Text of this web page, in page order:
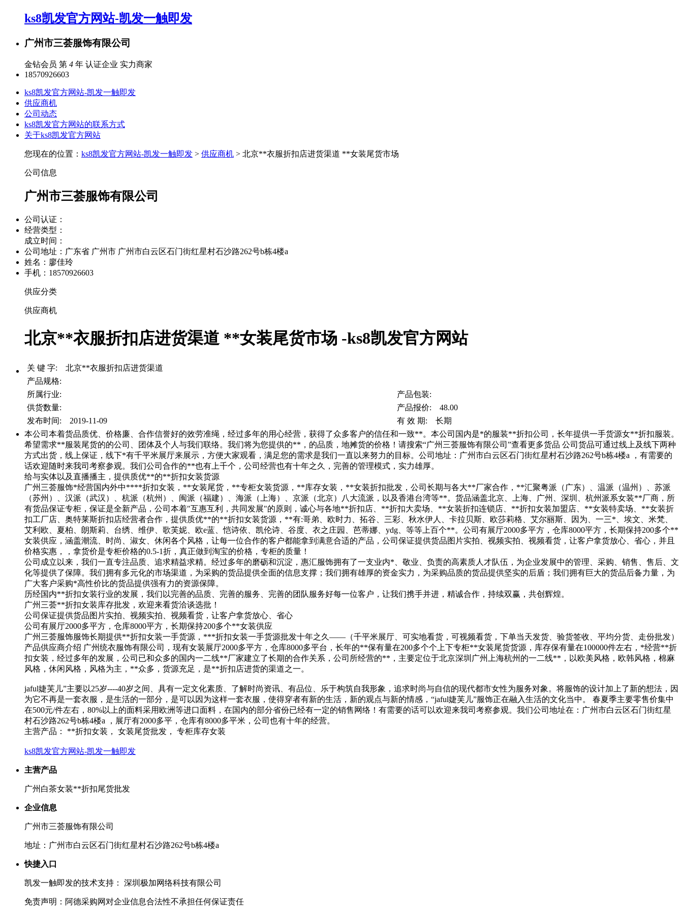
ks8凯发官方网站-凯发一触即发
广州市三荟服饰有限公司
金钻会员 第 4 年 认证企业 实力商家
18570926603
ks8凯发官方网站-凯发一触即发
供应商机
公司动态
ks8凯发官方网站的联系方式
关于ks8凯发官方网站
您现在的位置： ks8凯发官方网站-凯发一触即发 > 供应商机 > 北京**衣服折扣店进货渠道 **女装尾货市场
公司信息
广州市三荟服饰有限公司
公司认证：
经营类型：
成立时间：
公司地址： 广东省 广州市 广州市白云区石门街红星村石沙路262号b栋4楼a
姓名：廖佳玲
手机：18570926603
供应分类
供应商机
北京**衣服折扣店进货渠道 **女装尾货市场 -ks8凯发官方网站
关 键 字: 北京**衣服折扣店进货渠道
产品规格:
所属行业:
产品包装:
供货数量:
产品报价: 48.00
发布时间: 2019-11-09
有 效 期: 长期
本公司本着货品质优、价格廉、合作信誉好的效劳准绳，经过多年的用心经营，获得了众多客户的信任和一致**。本公司国内是*的服装**折扣公司，长年提供一手货源女**折扣服装。
希望需求**服装尾货的的公司、团体及个人与我们联络。我们将为您提供的**，的品质，地摊货的价格！请搜索“广州三荟服饰有限公司”查看更多货品 公司货品可通过线上及线下两种
方式出货，线上保证，线下*有千平米展厅来展示，方便大家观看，满足您的需求是我们一直以来努力的目标。公司地址：广州市白云区石门街红星村石沙路262号b栋4楼a ，有需要的
话欢迎随时来我司考察参观。我们公司合作的**也有上千个，公司经营也有十年之久，完善的管理模式，实力雄厚。
给与实体以及直播播主，提供质优**的**折扣女装货源
广州三荟服饰*经营国内外中****折扣女装，**女装尾货，**专柜女装货源，**库存女装，**女装折扣批发，公司长期与各大**厂家合作，**汇聚粤派（广东）、温派（温州）、苏派
（苏州）、汉派（武汉）、杭派（杭州）、闽派（福建）、海派（上海）、京派（北京）八大流派，以及香港台湾等**。货品涵盖北京、上海、广州、深圳、杭州派系女装**厂商，所
有货品保证专柜，保证是全新产品，公司本着"互惠互利，共同发展"的原则，诚心与各地**折扣店、**折扣大卖场、**女装折扣连锁店、**折扣女装加盟店、**女装特卖场、**女装折
扣工厂店、奥特莱斯折扣店经营者合作，提供质优**的**折扣女装货源，**有:哥弟、欧时力、拓谷、三彩、秋水伊人、卡拉贝斯、欧莎莉格、艾尔丽斯、因为、一三*、埃文、米梵、
艾利欧、夏柏、朗斯莉、台绣、维伊、歌芙妮、欧e蓝、恺诗依、凯伦诗、谷度、衣之庄园、芭蒂娜、ydg、等等上百个**。公司有展厅2000多平方，仓库8000平方，长期保持200多个**
女装供应，涵盖潮流、时尚、淑女、休闲各个风格，让每一位合作的客户都能拿到满意合适的产品，公司保证提供货品图片实拍、视频实拍、视频看货，让客户拿货放心、省心，并且
价格实惠，，拿货价是专柜价格的0.5-1折，真正做到淘宝的价格，专柜的质量！
公司成立以来，我们一直专注品质、追求精益求精。经过多年的磨砺和沉淀，惠汇服饰拥有了一支业内*、敬业、负责的高素质人才队伍，为企业发展中的管理、采购、销售、售后、文
化等提供了保障。我们拥有多元化的市场渠道，为采购的货品提供全面的信息支撑；我们拥有雄厚的资金实力，为采购品质的货品提供坚实的后盾；我们拥有巨大的货品后备力量，为
广大客户采购*高性价比的货品提供强有力的资源保障。
历经国内**折扣女装行业的发展，我们以完善的品质、完善的服务、完善的团队服务好每一位客户，让我们携手并进，精诚合作，持续双赢，共创辉煌。
广州三荟**折扣女装库存批发，欢迎来看货洽谈选批！
公司保证提供货品图片实拍、视频实拍、视频看货，让客户拿货放心、省心
公司有展厅2000多平方，仓库8000平方，长期保持200多个**女装供应
广州三荟服饰服饰长期提供**折扣女装一手货源，***折扣女装一手货源批发十年之久——（千平米展厅、可实地看货，可视频看货，下单当天发货、验货签收、平均分货、走份批发）
产品供应商介绍 广州统衣服饰有限公司，现有女装展厅2000多平方，仓库8000多平台，长年的**保有量在200多个个上下专柜**女装尾货货源，库存保有量在100000件左右，*经营**折
扣女装，经过多年的发展，公司已和众多的国内一二线**厂家建立了长期的合作关系，公司所经营的**，主要定位于北京深圳广州上海杭州的一二线**，以欧美风格，欧韩风格，棉麻
风格，休闲风格，风格为主，**众多，货源充足，是**折扣店进货的渠道之一。
jaful婕芙儿”主要以25岁----40岁之间、具有一定文化素质、了解时尚资讯、有品位、乐于构筑自我形象，追求时尚与自信的现代都市女性为服务对象。将服饰的设计加上了新的想法，因
为它不再是一套衣服，是生活的一部分，是可以因为这样一套衣服，使得穿者有新的生活，新的观点与新的情感，“jaful婕芙儿”服饰正在融入生活的文化当中。 春夏季主要零售价集中
在500元/件左右，80%以上的面料采用欧洲等进口面料，在国内的部分省份已经有一定的销售网络！有需要的话可以欢迎来我司考察参观。我们公司地址在：广州市白云区石门街红星
村石沙路262号b栋4楼a ，展厅有2000多平，仓库有8000多平米，公司也有十年的经营。
主营产品： **折扣女装， 女装尾货批发， 专柜库存女装
ks8凯发官方网站-凯发一触即发
主营产品
广州白茶女装**折扣尾货批发
企业信息
广州市三荟服饰有限公司
地址：广州市白云区石门街红星村石沙路262号b栋4楼a
快捷入口
凯发一触即发的技术支持： 深圳极加网络科技有限公司
免责声明：阿德采购网对企业信息合法性不承担任何保证责任